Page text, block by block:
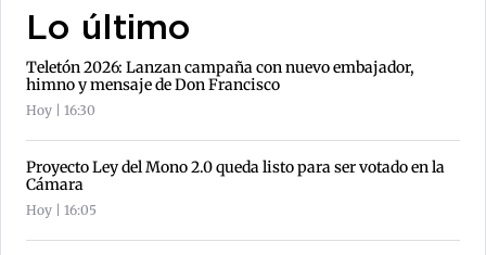
Lo último
Teletón 2026: Lanzan campaña con nuevo embajador,
himno y mensaje de Don Francisco
Hoy | 16:30
Proyecto Ley del Mono 2.0 queda listo para ser votado en la
Cámara
Hoy | 16:05